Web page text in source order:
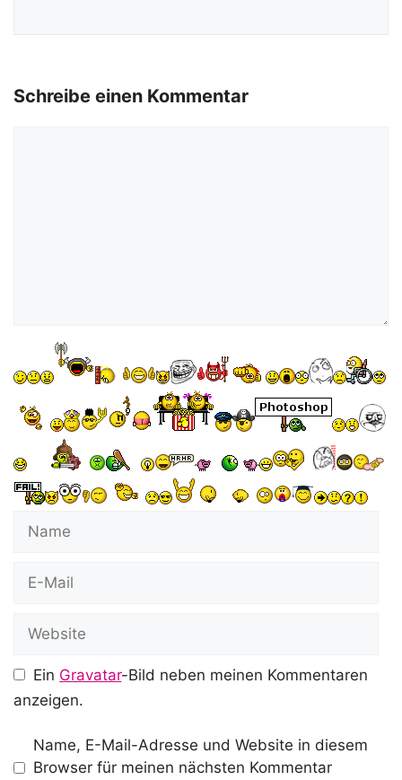
Schreibe einen Kommentar
Mail
Ein Gravatar-Bild neben meinen Kommentaren
anzeigen.
Name, E-Mail-Adresse und Website in diesem
Browser für meinen nächsten Kommentar